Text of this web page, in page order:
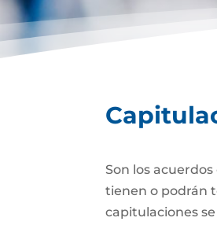
Son los
tienen o podrán
capitulaciones